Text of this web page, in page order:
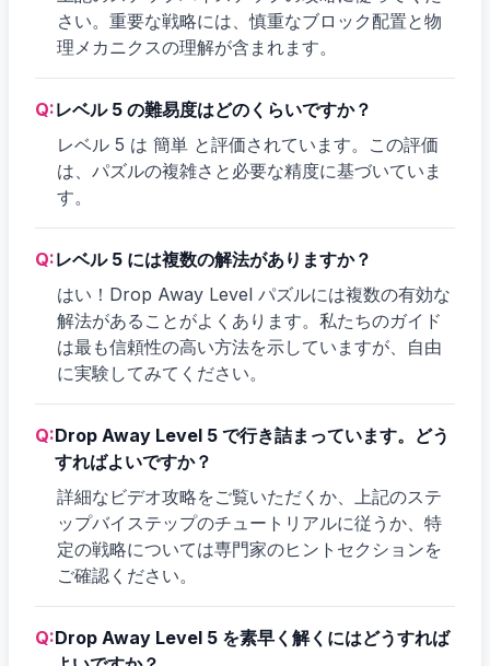
さい。重要な戦略には、慎重なブロック配置と物
理メカニクスの理解が含まれます。
Q:レベル 5 の難易度はどのくらいですか？
レベル 5 は 簡単 と評価されています。この評価
は、パズルの複雑さと必要な精度に基づいていま
す。
Q:レベル 5 には複数の解法がありますか？
はい！Drop Away Level パズルには複数の有効な
解法があることがよくあります。私たちのガイド
は最も信頼性の高い方法を示していますが、自由
に実験してみてください。
Q:Drop Away Level 5 で行き詰まっています。どう
すればよいですか？
詳細なビデオ攻略をご覧いただくか、上記のステ
ップバイステップのチュートリアルに従うか、特
定の戦略については専門家のヒントセクションを
ご確認ください。
Q:Drop Away Level 5 を素早く解くにはどうすれば